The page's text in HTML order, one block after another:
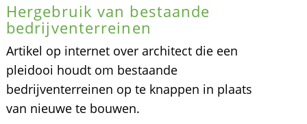
Hergebruik van bestaande
bedrijventerreinen
Artikel op internet over architect die een
pleidooi houdt om bestaande
bedrijventerreinen op te knappen in plaats
van nieuwe te bouwen.